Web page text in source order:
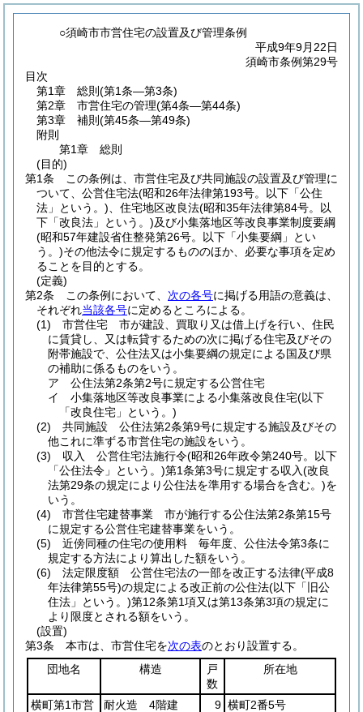
○須崎市市営住宅の設置及び管理条例
平成9年9月22日
須崎市条例第29号
目次
第1章
総則 (第1条―第3条)
第2章
市営住宅の管理(第4条―第44条)
第3章
補則 (第45条―第49条)
附則
第1章
総則
(目的)
第1条
この条例は、市営住宅及び共同施設の設置及び管理に
ついて、公営住宅法(昭和26年法律第193号。以下「公住
法」という。) 、住宅地区改良法(昭和35年法律第84号。以
下「改良法」という。)及び小集落地区等改良事業制度要綱
(昭和57年建設省住整発第26号。以下「小集要綱」とい
う。)その他法令に規定するもののほか、必要な事項を定め
ることを目的とする。
(定義)
第2条
この条例において、 次の各号に掲げる用語の意義は、
それぞれ当該各号に定めるところによる。
(1)
市営住宅 市が建設、買取り又は借上げを行い、住民
に賃貸し、又は転貸するための次に掲げる住宅及びその
附帯施設で、公住法又は小集要綱の規定による国及び県
の補助に係るものをいう。
ア
公住法第2条第2号に規定する公営住宅
イ
小集落地区等改良事業による小集落改良住宅(以下
「改良住宅」という。)
(2)
共同施設 公住法第2条第9号に規定する施設及びその
他これに準ずる市営住宅の施設をいう。
(3)
収入 公営住宅法施行令(昭和26年政令第240号。以下
「公住法令」という。)第1条第3号に規定する収入(改良
法第29条の規定により公住法を準用する場合を含む。)を
いう。
(4)
市営住宅建替事業 市が施行する公住法第2条第15号
に規定する公営住宅建替事業をいう。
(5)
近傍同種の住宅の使用料 毎年度、公住法令第3条に
規定する方法により算出した額をいう。
(6)
法定限度額 公営住宅法の一部を改正する法律(平成8
年法律第55号)の規定による改正前の公住法(以下「旧公
住法」という。)第12条第1項又は第13条第3項の規定に
より限度とされる額をいう。
(設置)
第3条
本市は、市営住宅を次の表のとおり設置する。
団地名
構造
戸
数
所在地
横町第1市営
耐火造 4階建 9 横町2番5号